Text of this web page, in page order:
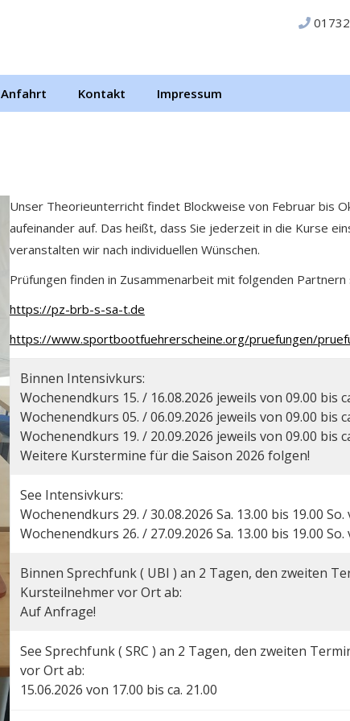
Anfahrt Kontakt Impressum
Unser Theorieunterricht findet Blockweise von Februar bis
aufeinander auf. Das heißt, dass Sie jederzeit in die Kurse
veranstalten wir nach individuellen Wünschen.
Prüfungen finden in Zusammenarbeit mit folgenden
https://pz-brb-s-sa-t.de
https://www.sportbootfuehrerscheine.org/pruefungen/
Binnen Intensivkurs:
Wochenendkurs 15. / 16.08.2026 jeweils von 09.00 bis
Wochenendkurs 05. / 06.09.2026 jeweils von 09.00 bis
Wochenendkurs 19. / 20.09.2026 jeweils von 09.00 bis
Weitere Kurstermine für die Saison 2026 folgen!
See Intensivkurs:
Wochenendkurs 29. / 30.08.2026 Sa. 13.00 bis 19.00
Wochenendkurs 26. / 27.09.2026 Sa. 13.00 bis 19.00
Binnen Sprechfunk ( UBI ) an 2 Tagen, den zweiten
Kursteilnehmer vor Ort ab:
Auf Anfrage!
See Sprechfunk ( SRC ) an 2 Tagen, den zweiten
vor Ort ab:
15.06.2026 von 17.00 bis ca. 21.00